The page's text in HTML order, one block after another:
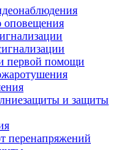
оповещения
первой помощи
и защиты
перенапряжений